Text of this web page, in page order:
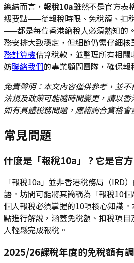
總結而言， 報稅10a雖然不是官方表
級要點——從報稅時限、免稅額、扣
——都是每位香港納稅人必須熟知的
務安排大致穩定，但細節仍需仔細
務計算機估算稅款，並整理所有相
妨聯絡我們的專業顧問團隊，確保報
免責聲明：本文內容僅供參考，並
法規及政策可能隨時間變更，請以香
如有具體稅務問題，應諮詢合資格會
常見問題
什麼是「報稅10a」？它是官
「報稅10a」並非香港稅務局（IRD
語。坊間可能將其簡稱為「報稅10
個人報稅必須掌握的10項核心知識
點進行解說，涵蓋免稅額、扣稅項
人輕鬆完成報稅。
2025/26課稅年度的免稅額有